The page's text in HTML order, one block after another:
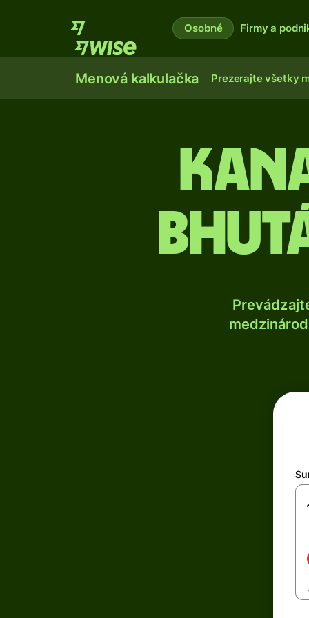
Osobné Firmy a
Menová kalkulačka Prezerajte všetky